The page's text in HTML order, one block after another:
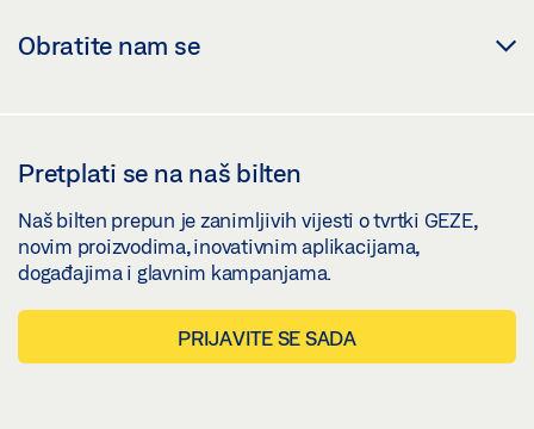
Obratite nam se
Pretplati se na naš bilten
Naš bilten prepun je zanimljivih vijesti o tvrtki GEZE,
novim proizvodima, inovativnim aplikacijama,
događajima i glavnim kampanjama.
PRIJAVITE SE SADA